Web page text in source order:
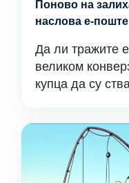
Поново на
наслова е-поште
Да ли тражите
великом
купца да су